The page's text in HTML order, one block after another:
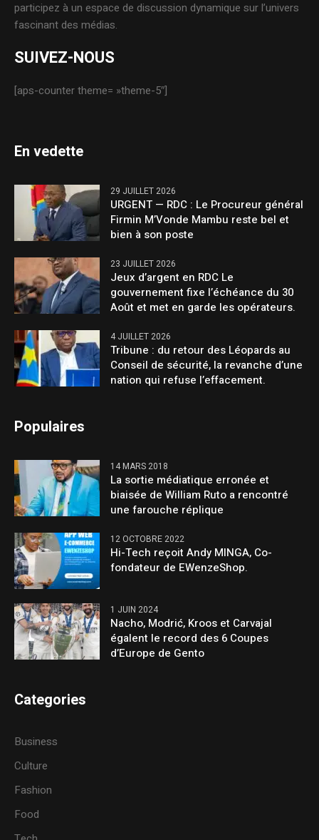
participez à un espace de discussion dynamique sur l’univers
fascinant des médias.
SUIVEZ-NOUS
[aps-counter theme= »theme-5″]
En vedette
29 JUILLET 2026
URGENT — RDC : Le Procureur général
Firmin M’Vonde Mambu reste bel et
bien à son poste
23 JUILLET 2026
Jeux d’argent en RDC Le
gouvernement fixe l’échéance du 30
Août et met en garde les opérateurs.
4 JUILLET 2026
Tribune : du retour des Léopards au
Conseil de sécurité, la revanche d’une
nation qui refuse l’effacement.
Populaires
14 MARS 2018
La sortie médiatique erronée et
biaisée de William Ruto a rencontré
une farouche réplique
12 OCTOBRE 2022
Hi-Tech reçoit Andy MINGA, Co-
fondateur de EWenzeShop.
1 JUIN 2024
Nacho, Modrić, Kroos et Carvajal
égalent le record des 6 Coupes
d’Europe de Gento
Categories
Business
Culture
Fashion
Food